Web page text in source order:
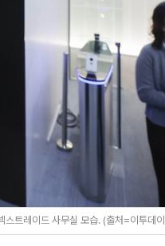
트레이드 사무실 모습. (출처=이투데